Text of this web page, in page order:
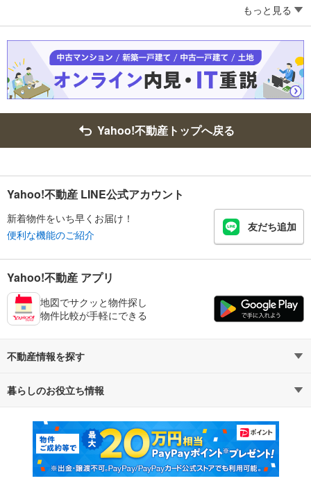
もっと見る
Yahoo!不動産トップへ戻る
Yahoo!不動産 LINE公式アカウント
新着物件をいち早くお届け！
便利な機能のご紹介
友だち追加
Yahoo!不動産 アプリ
地図でサクッと物件探し
物件比較が手軽にできる
不動産情報を探す
不動産・住宅
新築マンション 中古マンション
新築一戸建て 中古一戸建て
暮らしのお役立ち情報
マンションカタログ 教えて！住まいの先生